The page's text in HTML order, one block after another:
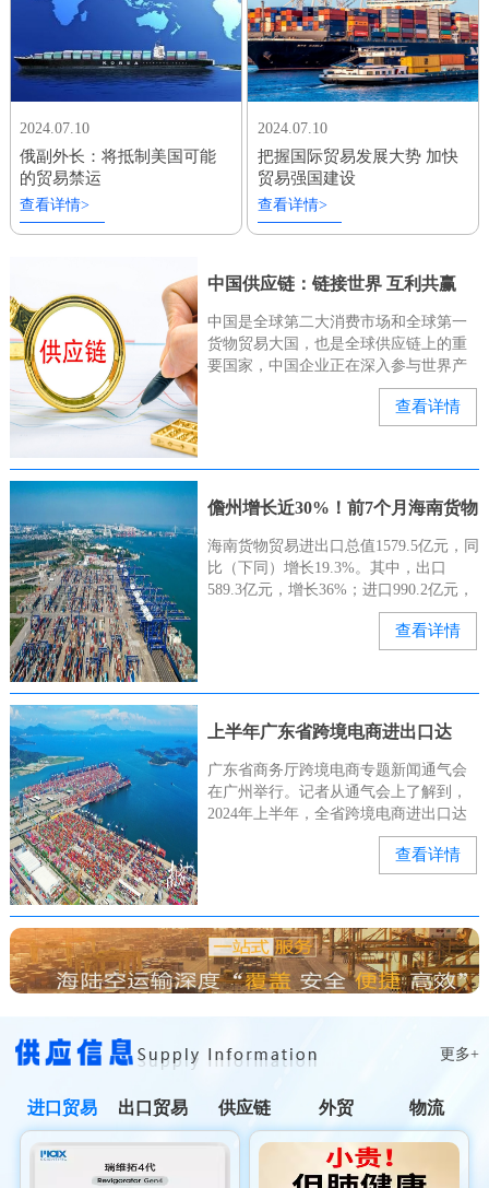
2024.07.10
俄副外长：将抵制美国可能
的贸易禁运
查看详情>
2024.07.10
把握国际贸易发展大势 加快
贸易强国建设
查看详情>
中国供应链：链接世界 互利共赢
中国是全球第二大消费市场和全球第一
货物贸易大国，也是全球供应链上的重
要国家，中国企业正在深入参与世界产
业链、供应链。“有几位俄罗斯和中亚的
查看详情
儋州增长近30%！前7个月海南货物
贸易进出口总值亮眼→
海南货物贸易进出口总值1579.5亿元，同
比（下同）增长19.3%。其中，出口
589.3亿元，增长36%；进口990.2亿元，
增长11.2%。儋州市支撑作用明显。前7
个月，儋州（含洋浦）进出口762.5亿元
查看详情
上半年广东省跨境电商进出口达
4273.4亿元
广东省商务厅跨境电商专题新闻通气会
在广州举行。记者从通气会上了解到，
2024年上半年，全省跨境电商进出口达
4273.4亿元。据悉，广东跨境电商进出口
从2015年的113亿元跃升至2023年查看详情
更多+
进口贸易 出口贸易 供应链 外贸 物流